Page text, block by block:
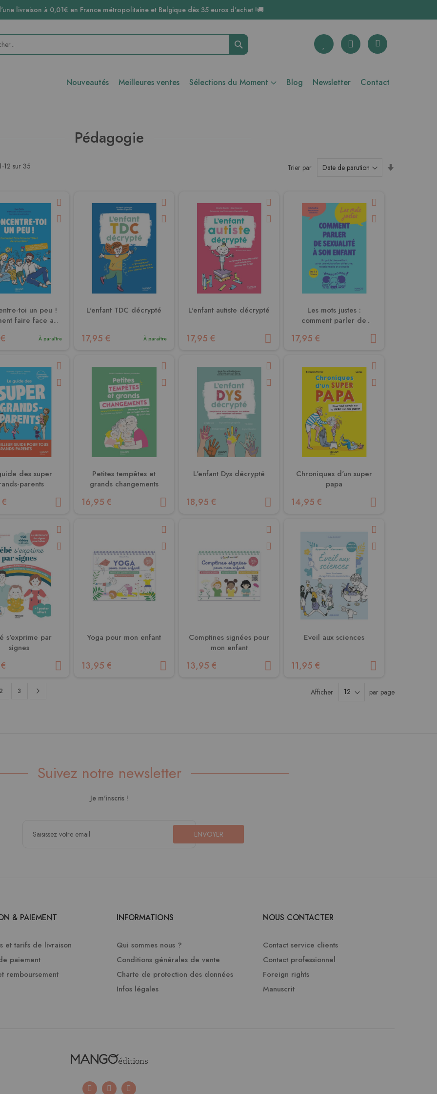
livraison à 0,01€ en France métropolitaine et Belgique dès 35 euros d'achat !🚚
Rechercher
Nouveautés Meilleures ventes Sélections du Moment Blog Newsletter Contact
Pédagogie
1-12 sur 35 Trier par
toi un peu !
faire face au
À paraître
L'enfant TDC décrypté
17,95 € À paraître
L'enfant autiste décrypté
17,95 €
Les mots justes :
comment parler de
Un guide bienveillant
affective, relationnelle et
sexuelle
17,95 €
des super
parents
Petites tempêtes et
grands changements
16,95 €
L'enfant Dys décrypté
18,95 €
Chroniques d'un super
papa
14,95 €
s'exprime par
signes
Yoga pour mon enfant
13,95 €
Comptines signées pour
mon enfant
13,95 €
Eveil aux sciences
11,95 €
actuellement la page
Page
3 Afficher par page
Suivez notre newsletter
Je m'inscris !
ENVOYER
& PAIEMENT
et tarifs de livraison
paiement
remboursement
INFORMATIONS
Qui sommes nous ?
Conditions générales de vente
Charte de protection des données
Infos légales
NOUS CONTACTER
Contact service clients
Contact professionnel
Foreign rights
Manuscrit